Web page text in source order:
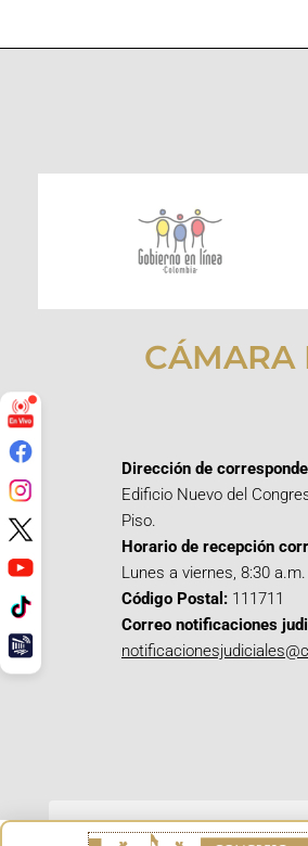
CÁMARA
Dirección de
Edificio Nuevo del
Piso.
Horario de recepción
Lunes a viernes, 8:30
Código Postal: 111711
Correo notificaciones